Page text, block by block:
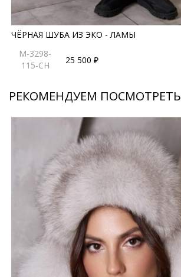
ЧЁРНАЯ ШУБА ИЗ ЭКО - ЛАМЫ
M-3298-
115-CH
25 500 ₽
РЕКОМЕНДУЕМ ПОСМОТРЕТЬ